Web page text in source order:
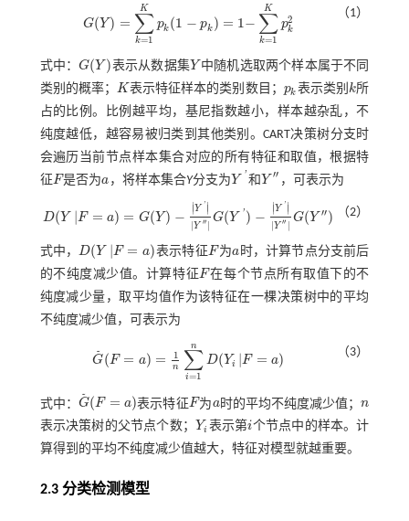
G(Y) = ∑
k=1
K
pk (1 − pk ) = 1− ∑
k=1
K
p2
k
G(Y)=∑ k= Kp k(1-pk) =1 -∑k= 1Kpk2
（1）
式中：G(Y)
G(Y) 表示从数据集Y
Y 中随机选取两个样本属于不同
类别的概率；
K
K 表示特征样本的类别数目； pk
pk表示类别k
k所
占的比例。比例越平均，基尼指数越小，样本越杂乱，不
纯度越低，越容易被归类到其他类别。CART决策树分支时
会遍历当前节点样本集合对应的所有特征和取值，根据特
征 F
F 是否为a
a ，将样本集合Y分支为 Y '
Y' 和 Y ′′
Y″ ，可表示为
D(Y |F = a) = G(Y) −
∣ Y ' ∣
| Y ′′ |
G(Y ' ) −
∣ Y ' ∣
| Y ′′ |
G(Y ′′)
D(YF= a)= G(Y)-Y Y″ G(Y ')- Y' Y″G(Y″)
（2）
式中，D(Y |F = a)
D(YF= a) 表示特征F
F 为a
a时，计算节点分支前后
的不纯度减少值。计算特征F
F 在每个节点所有取值下的不
纯度减少量，取平均值作为该特征在一棵决策树中的平均
不纯度减少值，可表示为
G
˜ (F = a) = 1
n ∑
i=1
n
D(Yi |F = a)
G˜(F= a)= 1n ∑i= 1n D(Y F=a)
（3）
式中： G
˜ (F = a)
G˜(F= a) 表示特征F
F 为a
a时的平均不纯度减少值；n
n
表示决策树的父节点个数；
Yi
Yi 表示第i
i个节点中的样本。计
算得到的平均不纯度减少值越大，特征对模型就越重要。
2.3 分类检测模型